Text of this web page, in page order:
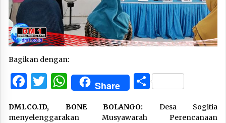
Bagikan dengan:
Facebook
Twitter
WhatsApp
Share Share
DM1.CO.ID, BONE BOLANGO: Desa Sogitia
menyelenggarakan Musyawarah Perencanaan